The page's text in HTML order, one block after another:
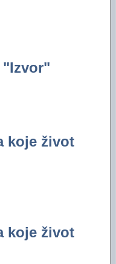
"Izvor"
koje život
koje život